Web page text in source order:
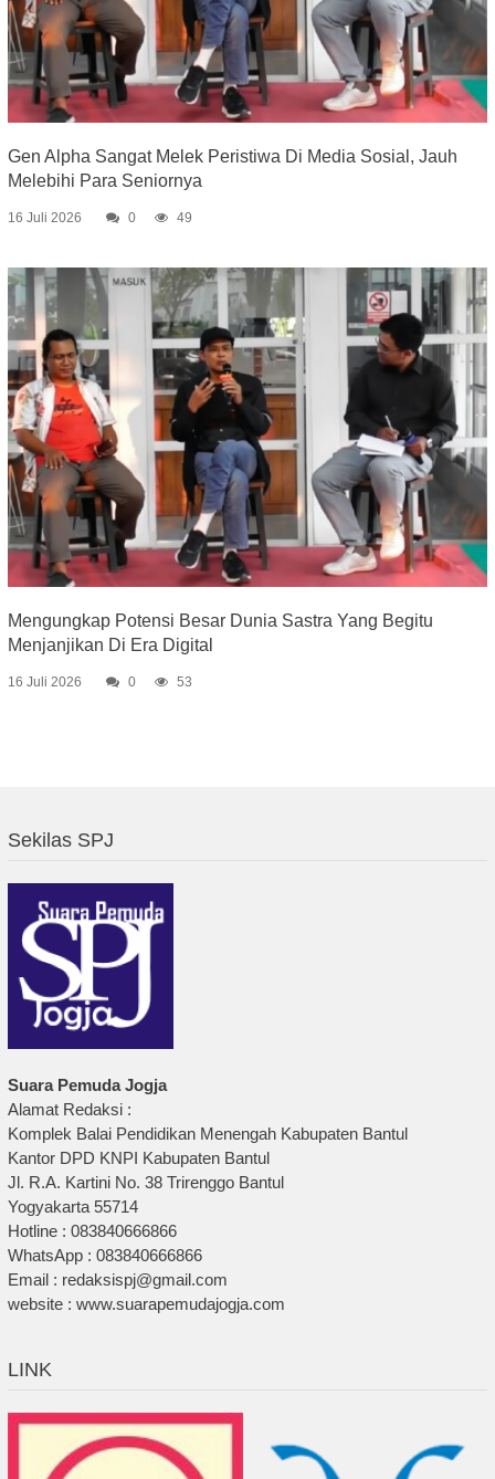
Gen Alpha Sangat Melek Peristiwa Di Media Sosial, Jauh
Melebihi Para Seniornya
16 Juli 2026 0 49
Mengungkap Potensi Besar Dunia Sastra Yang Begitu
Menjanjikan Di Era Digital
16 Juli 2026 0 53
Sekilas SPJ
Suara Pemuda Jogja
Alamat Redaksi :
Komplek Balai Pendidikan Menengah Kabupaten Bantul
Kantor DPD KNPI Kabupaten Bantul
Jl. R.A. Kartini No. 38 Trirenggo Bantul
Yogyakarta 55714
Hotline : 083840666866
WhatsApp : 083840666866
Email : redaksispj@gmail.com
website : www.suarapemudajogja.com
LINK